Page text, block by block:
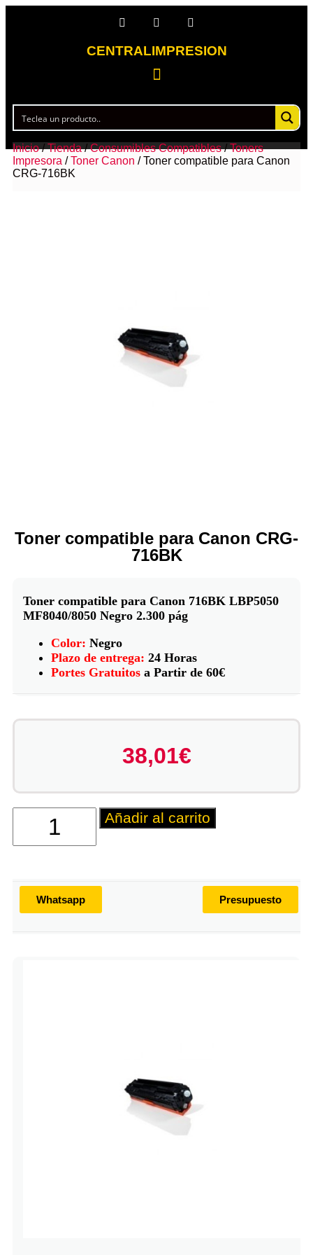
CENTRALIMPRESION
Inicio/Tienda/Consumibles Compatibles/Toners
Impresora /Toner Canon / Toner compatible para Canon
CRG-716BK
Toner compatible para Canon CRG-
716BK
Toner compatible para Canon 716BK LBP5050
MF8040/8050 Negro 2.300 pág
Color: Negro
Plazo de entrega: 24 Horas
Portes Gratuitos a Partir de 60€
38,01€
Añadir al carrito
Whatsapp Presupuesto